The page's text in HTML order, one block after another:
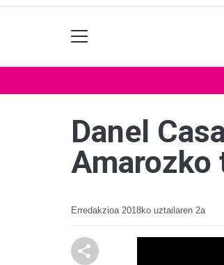
Danel
Erredakzioa 2018ko uztailaren 2a